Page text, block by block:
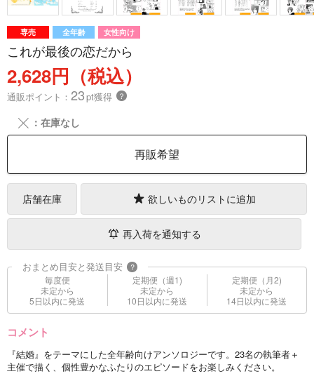
専売 全年齢 女性向け
これが最後の恋だから
2,628円（税込）
通販ポイント： 23pt獲得 ？
╳ ：在庫なし
再販希望
店舗在庫 欲しいものリストに追加
再入荷を通知する
おまとめ目安と発送目安 ?
毎度便
未定から
5日以内に発送
定期便（週1)
未定から
10日以内に発送
定期便（月2)
未定から
14日以内に発送
コメント
『結婚』をテーマにした全年齢向けアンソロジーです。23名の執筆者＋
主催で描く、個性豊かなふたりのエピソードをお楽しみください。